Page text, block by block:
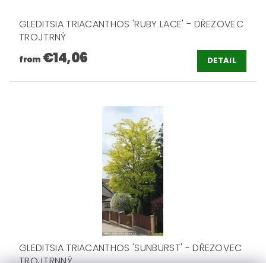
GLEDITSIA TRIACANTHOS 'RUBY LACE' - DŘEZOVEC
TROJTRNÝ
from €14,06 DETAIL
GLEDITSIA TRIACANTHOS 'SUNBURST' - DŘEZOVEC